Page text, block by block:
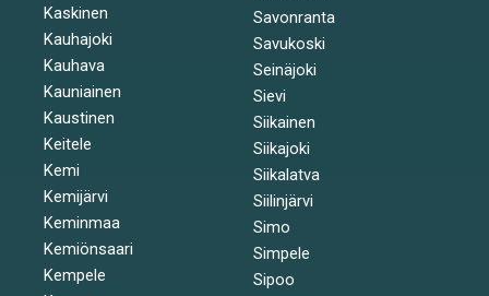
Kaskinen
Kauhajoki
Kauhava
Kauniainen
Kaustinen
Keitele
Kemi
Kemijärvi
Keminmaa
Kemiönsaari
Kempele
Savonranta
Savukoski
Seinäjoki
Sievi
Siikainen
Siikajoki
Siikalatva
Siilinjärvi
Simo
Simpele
Sipoo